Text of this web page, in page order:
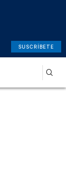
SUSCRÍBETE